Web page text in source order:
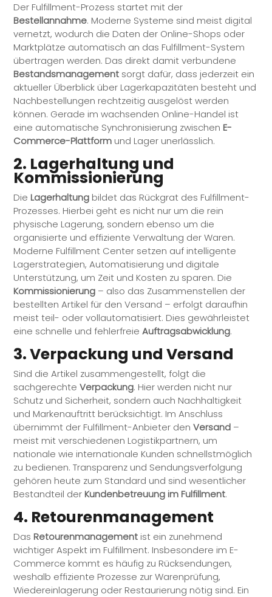
Der Fulfillment-Prozess startet mit der
Bestellannahme. Moderne Systeme sind meist digital
vernetzt, wodurch die Daten der Online-Shops oder
Marktplätze automatisch an das Fulfillment-System
übertragen werden. Das direkt damit verbundene
Bestandsmanagement sorgt dafür, dass jederzeit ein
aktueller Überblick über Lagerkapazitäten besteht und
Nachbestellungen rechtzeitig ausgelöst werden
können. Gerade im wachsenden Online-Handel ist
eine automatische Synchronisierung zwischen E-
Commerce-Plattform und Lager unerlässlich.
2. Lagerhaltung und
Kommissionierung
Die Lagerhaltung bildet das Rückgrat des Fulfillment-
Prozesses. Hierbei geht es nicht nur um die rein
physische Lagerung, sondern ebenso um die
organisierte und effiziente Verwaltung der Waren.
Moderne Fulfillment Center setzen auf intelligente
Lagerstrategien, Automatisierung und digitale
Unterstützung, um Zeit und Kosten zu sparen. Die
Kommissionierung – also das Zusammenstellen der
bestellten Artikel für den Versand – erfolgt daraufhin
meist teil- oder vollautomatisiert. Dies gewährleistet
eine schnelle und fehlerfreieAuftragsabwicklung.
3. Verpackung und Versand
Sind die Artikel zusammengestellt, folgt die
sachgerechteVerpackung. Hier werden nicht nur
Schutz und Sicherheit, sondern auch Nachhaltigkeit
und Markenauftritt berücksichtigt. Im Anschluss
übernimmt der Fulfillment-Anbieter denVersand –
meist mit verschiedenen Logistikpartnern, um
nationale wie internationale Kunden schnellstmöglich
zu bedienen. Transparenz und Sendungsverfolgung
gehören heute zum Standard und sind wesentlicher
Bestandteil der Kundenbetreuung im Fulfillment.
4. Retourenmanagement
Das Retourenmanagement ist ein zunehmend
wichtiger Aspekt im Fulfillment. Insbesondere im E-
Commerce kommt es häufig zu Rücksendungen,
weshalb effiziente Prozesse zur Warenprüfung,
Wiedereinlagerung oder Restaurierung nötig sind. Ein